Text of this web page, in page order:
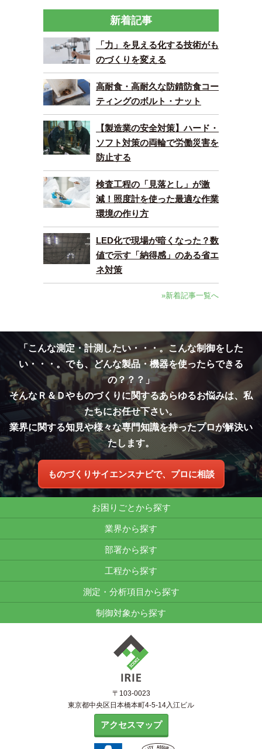
新着記事
「力」を見える化する技術がも
のづくりを変える
高耐食・高耐久な防錆防食コー
ティングのボルト・ナット
【製造業の安全対策】ハード・
ソフト対策の両輪で労働災害を
防止する
検査工程の「見落とし」が激
減！照度計を使った最適な作業
環境の作り方
LED化で現場が暗くなった？数
値で示す「納得感」のある省エ
ネ対策
»新着記事一覧へ
「こんな測定・計測したい・・・。こんな制御をした
い・・・。でも、どんな製品・機器を使ったらできる
の？？？」
そんなＲ＆Ｄやものづくりに関するあらゆるお悩みは、私
たちにお任せ下さい。
業界に関する知見や様々な専門知識を持ったプロが解決い
たします。
ものづくりサイエンスナビで、プロに相談
お困りごとから探す
業界から探す
部署から探す
工程から探す
測定・分析項目から探す
制御対象から探す
〒103-0023
東京都中央区日本橋本町4-5-14入江ビル
アクセスマップ